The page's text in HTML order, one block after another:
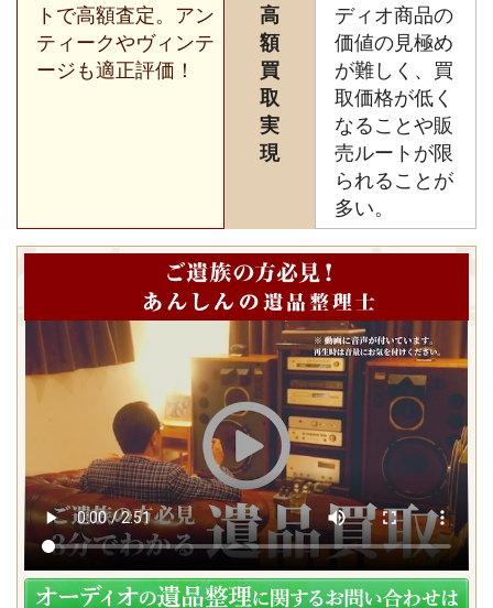
トで高額査定。アン
ティークやヴィンテ
ージも適正評価！
高
額
買
取
実
現
ディオ商品の
価値の見極め
が難しく、買
取価格が低く
なることや販
売ルートが限
られることが
多い。